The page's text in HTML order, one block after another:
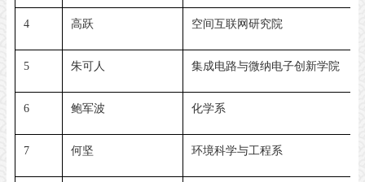
4 高跃 空间互联网研究院
5 朱可人 集成电路与微纳电子创新学院
6 鲍军波 化学系
7 何坚 环境科学与工程系